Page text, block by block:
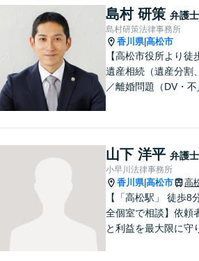
ていただきます。ご
料ですので、お気軽
ください。
島村 研策 弁護士
島村研策法律事務所
香川県|高松市
【高松市役所より徒
遺産相続（遺産分割
／離婚問題（DV・不
高いリーガルサービ
供します。
山下 洋平 弁護士
小早川法律事務所
香川県|高松市 高
【「高松駅」 徒歩8
全個室で相談】依頼
と利益を最大限に守